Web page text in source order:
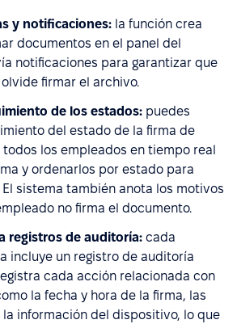
y notificaciones: la función crea
documentos en el panel del
notificaciones para garantizar que
firmar el archivo.
de los estados: puedes
del estado de la firma de
los empleados en tiempo real
y ordenarlos por estado para
sistema también anota los motivos
no firma el documento.
registros de auditoría: cada
incluye un registro de auditoría
cada acción relacionada con
la fecha y hora de la firma, las
la información del dispositivo, lo que